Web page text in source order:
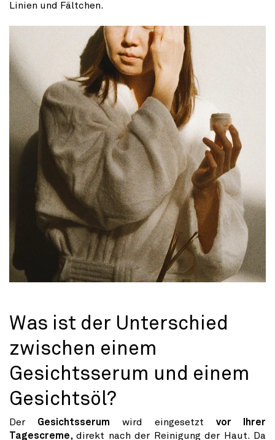
Linien und Fältchen.
Was ist der Unterschied
zwischen einem
Gesichtsserum und einem
Gesichtsöl?
Der Gesichtsserum wird eingesetzt vor Ihrer
Tagescreme, direkt nach der Reinigung der Haut. Da